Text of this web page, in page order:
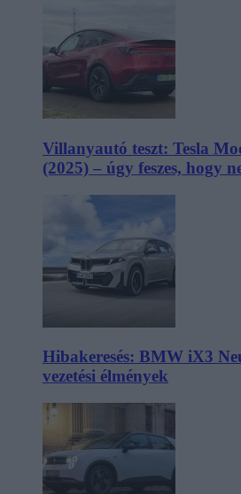
Villanyautó teszt: Tesla
(2025) – úgy feszes, hogy
Hibakeresés: BMW iX3
vezetési élmények